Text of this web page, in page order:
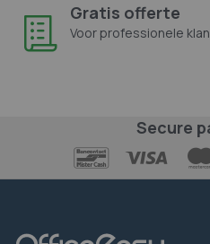
Gratis offerte
Voor professionele
Secure